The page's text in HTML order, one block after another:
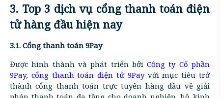
3. Top 3 dịch vụ cổng thanh toán điện
tử hàng đầu hiện nay
3.1. Cổng thanh toán 9Pay
Được hình thành và phát triển bởiCông ty Cổ phần
9Pay, cổng thanh toán điện tử 9Payvới mục tiêu trở
thành cổng thanh toán trực tuyến hàng đầu về giải